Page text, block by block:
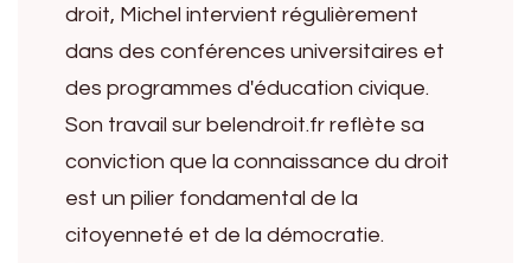
droit, Michel intervient régulièrement
dans des conférences universitaires et
des programmes d'éducation civique.
Son travail sur belendroit.fr reflète sa
conviction que la connaissance du droit
est un pilier fondamental de la
citoyenneté et de la démocratie.